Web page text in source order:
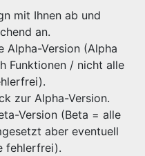
mit Ihnen ab und
an.
Alpha-Version (Alpha
Funktionen / nicht alle
zur Alpha-Version.
Version (Beta = alle
aber eventuell
fehlerfrei).